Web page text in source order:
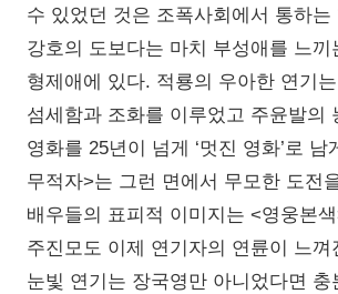
수 있었던 것은 조폭사회에서 통하는
강호의 도보다는 마치 부성애를 느끼
형제애에 있다. 적룡의 우아한 연기는
섬세함과 조화를 이루었고 주윤발의
영화를 25년이 넘게 ‘멋진 영화’로 남
무적자>는 그런 면에서 무모한 도전
배우들의 표피적 이미지는 <영웅본
주진모도 이제 연기자의 연륜이 느껴
눈빛 연기는 장국영만 아니었다면 충